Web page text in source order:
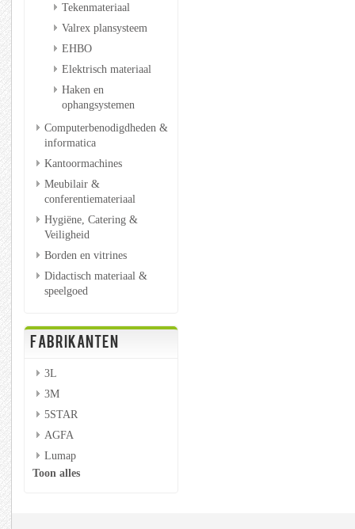
Tekenmateriaal
Valrex plansysteem
EHBO
Elektrisch materiaal
Haken en
ophangsystemen
Computerbenodigdheden &
informatica
Kantoormachines
Meubilair &
conferentiemateriaal
Hygiëne, Catering &
Veiligheid
Borden en vitrines
Didactisch materiaal &
speelgoed
FABRIKANTEN
3L
3M
5STAR
AGFA
Lumap
Toon alles